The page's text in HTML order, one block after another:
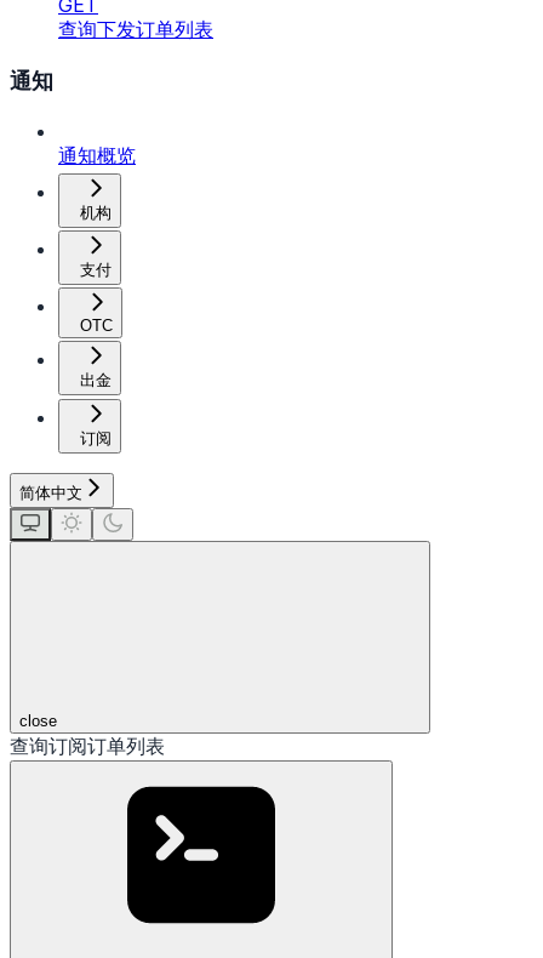
GET
查询下发订单列表
通知
通知概览
机构
支付
OTC
出金
订阅
简体中文
close
查询订阅订单列表